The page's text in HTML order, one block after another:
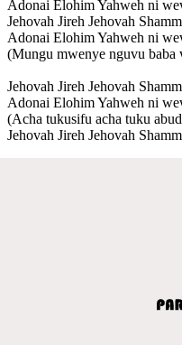
Adonai Elohim Yahweh ni
Jehovah Jireh Jehovah
Adonai Elohim Yahweh ni
(Mungu mwenye nguvu baba
Jehovah Jireh Jehovah
Adonai Elohim Yahweh ni
(Acha tukusifu acha tuku
Jehovah Jireh Jehovah